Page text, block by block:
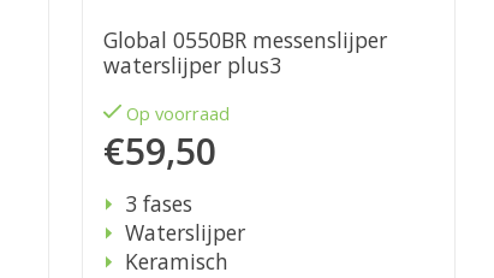
Global 0550BR messenslijper
waterslijper plus3
Op voorraad
€59,50
3 fases
Waterslijper
Keramisch